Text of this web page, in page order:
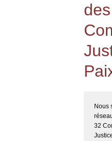
des
Nous
32